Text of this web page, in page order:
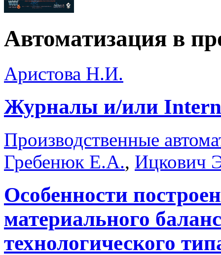
Автоматизация в
Аристова Н.И.
Журналы и/или
Производственные
Гребенюк Е.А., Ицкович
Особенности
материального
технологического